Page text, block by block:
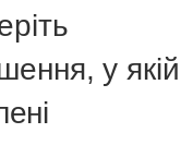
у якій